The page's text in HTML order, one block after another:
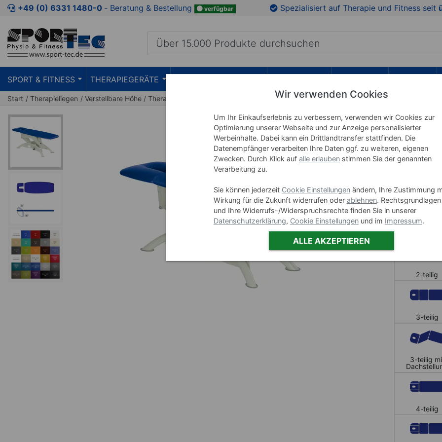
Zum Kaufbereich springen Zur Produktbeschreibung springen Zu den Produktbildern springen
+49 (0) 6331 1480-0 ‐ Beratung & Bestellung verfügbar Spezialisiert auf Therapie und Fitness seit
SPORT & FITNESS THERAPIEGERÄTE
Start Therapieliegen Verstellbare Höhe Therapieliege Capre M
Lojer
Art-Nr.
Hydraulik
Polster
2-teilig
3-teilig
3-teilig
4-teilig
Wir verwenden Cookies
Um Ihr Einkaufserlebnis zu verbessern, verwenden wir Cookies zur
Optimierung unserer Webseite und zur Anzeige personalisierter
Werbeinhalte. Dabei kann ein Drittlandtransfer stattfinden. Die
Datenempfänger verarbeiten Ihre Daten ggf. zu weiteren, eigenen
Zwecken. Durch Klick auf alle erlaubenstimmen Sie der genannten
Verarbeitung zu.
Sie können jederzeit Cookie Einstellungenändern, Ihre Zustimmung
Wirkung für die Zukunft widerrufen oder ablehnen. Rechtsgrundlagen
und Ihre Widerrufs-/Widerspruchsrechte finden Sie in unserer
Datenschutzerklärung, Cookie Einstellungenund im Impressum.
ALLE AKZEPTIEREN